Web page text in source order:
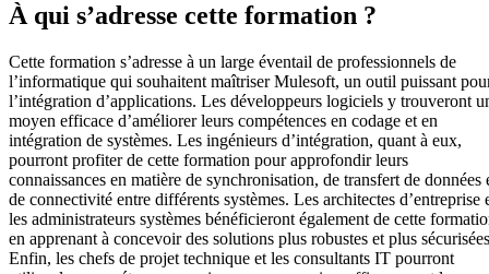
À qui s’adresse cette formation ?
Cette formation s’adresse à un large éventail de professionnels de
l’informatique qui souhaitent maîtriser Mulesoft, un outil puissant
l’intégration d’applications. Les développeurs logiciels y trouveront
moyen efficace d’améliorer leurs compétences en codage et en
intégration de systèmes. Les ingénieurs d’intégration, quant à eux,
pourront profiter de cette formation pour approfondir leurs
connaissances en matière de synchronisation, de transfert de données
de connectivité entre différents systèmes. Les architectes d’entreprise
les administrateurs systèmes bénéficieront également de cette
en apprenant à concevoir des solutions plus robustes et plus
Enfin, les chefs de projet technique et les consultants IT pourront